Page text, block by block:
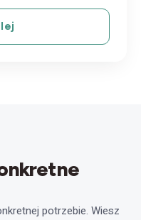
potrzebie. Wiesz